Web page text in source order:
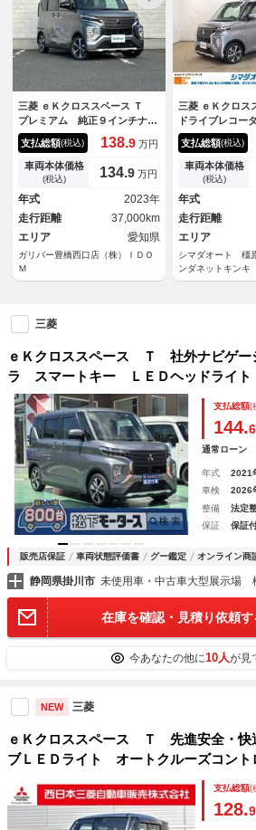
三菱 ｅＫクロススペース Ｔ
プレミアム 純正９インチナ
ビ バックカメラ アラウンド
ビューモニター フルセグ Ｂ
ｌｕｅｔｏｏｔｈ マイパイロ
ット ハンズフリーオートスラ
イドドア アダクティブクルー
ズコントロール 純正アルミホ
イール
支払総額(税込) 138.9 万円
車両本体価格
(税込) 134.9 万円
年式
2023年
走行距離
37,000km
エリア
愛知県
ガリバー豊橋西口店（株）ＩＤＯ
Ｍ
三菱 ｅＫクロ
ドライブレコ
バックカメラ 両
ドドア 社外ナ
Ｖ クリアラン
ンアシスト 衝
テム ＬＥＤヘ
マートキー ア
ップ
支払総額(税込)
車両本体価格
(税込)
年式
走行距離
エリア
シマダオート 橿
ンダネットキンキ
三菱
ｅＫクロススペース Ｔ 社外ナビゲ
ラ スマートキー ＬＥＤヘッドライ
ドア フルオートエアコン シートヒー
ード シートバックテーブル サーキュ
支払総額(
144.6
通常ローン
年式 2021
車検
2026
整備
法定
保証
保証
販売店保証 車両状態評価書 グー鑑定 オンライン商
静岡県掛川市 未使用車・中古車大型展示場
在庫を確認・見積り依頼す
今あなたの他に10人が見
NEW 三菱
ｅＫクロススペース Ｔ 先進安全・
ブＬＥＤライト オートクルーズコン
－ｓｔｏｐ 両側パワースライドドア
ター ＬＥＤ フルセグ ＥＴＣ ター
支払総額(
128.9